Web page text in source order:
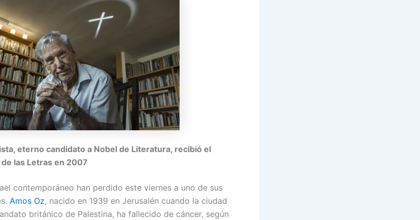
eterno candidato a Nobel de Literatura, recibió el
las Letras en 2007
contemporáneo han perdido este viernes a uno de sus
Amos Oz, nacido en 1939 en Jerusalén cuando la ciudad
británico de Palestina, ha fallecido de cáncer, según